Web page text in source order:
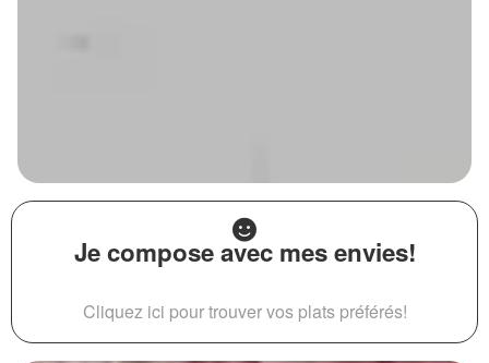
Je compose avec mes envies!
Cliquez ici pour trouver vos plats préférés!